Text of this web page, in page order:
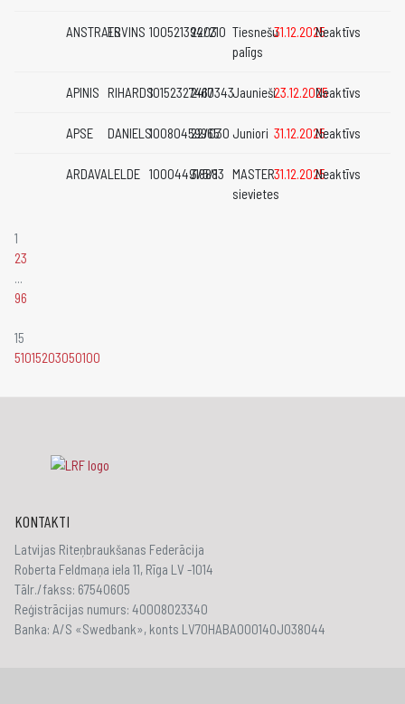
ANSTRATSERVINS 10052139403
22/210 Tiesnešu
palīgs
31.12.2025Neaktīvs
APINIS RIHARDS101523274672410343Jaunieši23.12.2025Neaktīvs
APSE DANIELS10080459965
22/030 Juniori 31.12.2025Neaktīvs
ARDAVALELDE 10004491888
3/5/13 MASTER
sievietes
31.12.2025Neaktīvs
1
23
...
96
15
51015203050100
KONTAKTI
Latvijas Riteņbraukšanas Federācija
Roberta Feldmaņa iela 11, Rīga LV -1014
Tālr./fakss: 67540605
Reģistrācijas numurs: 40008023340
Banka: A/S «Swedbank», konts LV70HABA000140J038044